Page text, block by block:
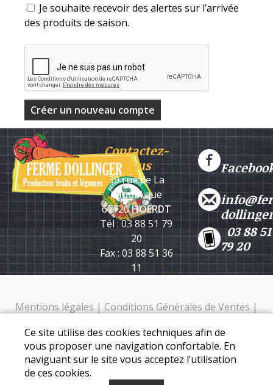
Je souhaite recevoir des alertes sur l’arrivée
des produits de saison.
Contactez-
nous
39 rue de La
République
67720HOERDT
Tél : 03 88 51 79
20
Fax : 03 88 51 36
11
03 88 51
79 20
Mentions légales | Conditions Générales de Ventes |
Ferme Dollinger - 39 rue de la république - 67720 Hoerdt -
Tél. : 03 88 51 79 20
Ce site utilise des cookies techniques afin de
vous proposer une navigation confortable. En
naviguant sur le site vous acceptez l’utilisation
de ces cookies.